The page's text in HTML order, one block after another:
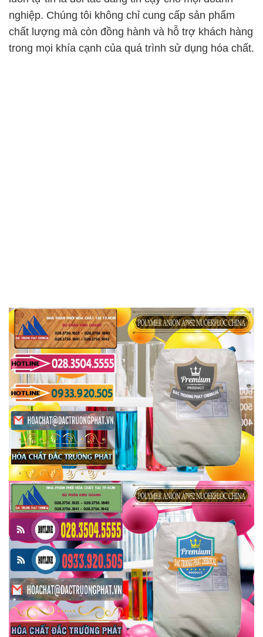
nghiệp. Chúng tôi không chỉ cung cấp sản phẩm
chất lượng mà còn đồng hành và hỗ trợ khách hàng
trong mọi khía cạnh của quá trình sử dụng hóa chất.